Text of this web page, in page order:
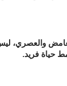
والعصري،
حياة فريد.